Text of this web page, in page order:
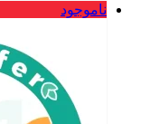
ناموجود